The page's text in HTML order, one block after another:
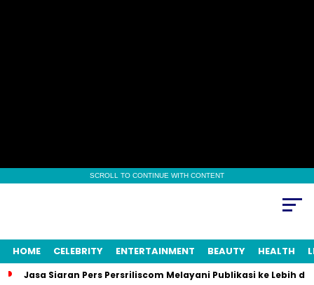
SCROLL TO CONTINUE WITH CONTENT
HOME CELEBRITY ENTERTAINMENT BEAUTY HEALTH
Jasa Siaran Pers Persriliscom Melayani Publikasi ke Lebih